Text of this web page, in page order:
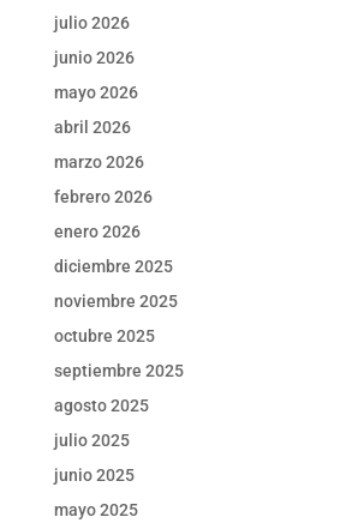
julio 2026
junio 2026
mayo 2026
abril 2026
marzo 2026
febrero 2026
enero 2026
diciembre 2025
noviembre 2025
octubre 2025
septiembre 2025
agosto 2025
julio 2025
junio 2025
mayo 2025